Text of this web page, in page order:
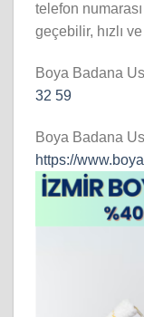
telefon
geçebilir, hızlı
Boya Badana
32 59
Boya Badana
https://